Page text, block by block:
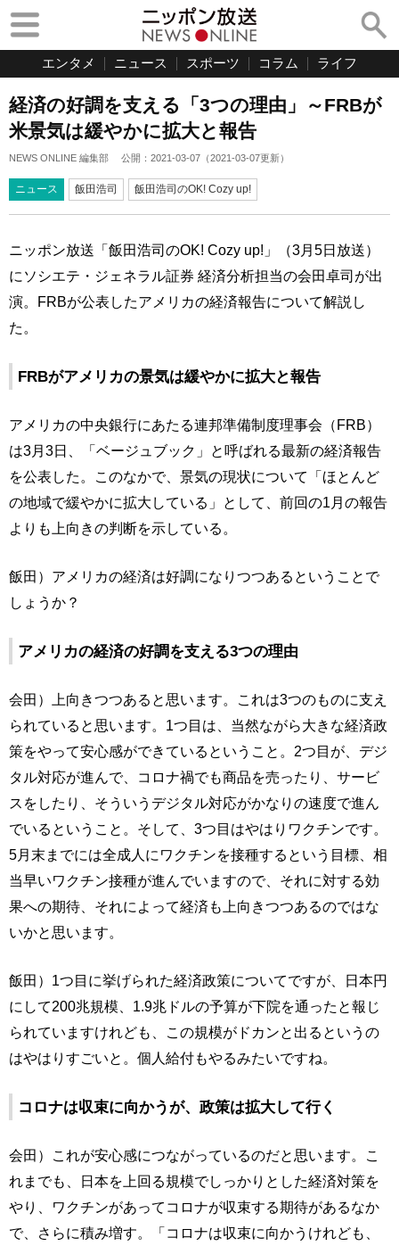
エンタメ ニュース スポーツ コラム ライフ
経済の好調を支える「3つの理由」～FRBが
米景気は緩やかに拡大と報告
NEWS ONLINE 編集部 公開： 2021-03-07 （2021-03-07更新）
ニュース 飯田浩司 飯田浩司のOK! Cozy up!
ニッポン放送「飯田浩司のOK! Cozy up!」（3月5日放送）
にソシエテ・ジェネラル証券 経済分析担当の会田卓司が出
演。FRBが公表したアメリカの経済報告について解説し
た。
FRBがアメリカの景気は緩やかに拡大と報告
アメリカの中央銀行にあたる連邦準備制度理事会（FRB）
は3月3日、「ベージュブック」と呼ばれる最新の経済報告
を公表した。このなかで、景気の現状について「ほとんど
の地域で緩やかに拡大している」として、前回の1月の報告
よりも上向きの判断を示している。
飯田）アメリカの経済は好調になりつつあるということで
しょうか？
アメリカの経済の好調を支える3つの理由
会田）上向きつつあると思います。これは3つのものに支え
られていると思います。1つ目は、当然ながら大きな経済政
策をやって安心感ができているということ。2つ目が、デジ
タル対応が進んで、コロナ禍でも商品を売ったり、サービ
スをしたり、そういうデジタル対応がかなりの速度で進ん
でいるということ。そして、3つ目はやはりワクチンです。
5月末までには全成人にワクチンを接種するという目標、相
当早いワクチン接種が進んでいますので、それに対する効
果への期待、それによって経済も上向きつつあるのではな
いかと思います。
飯田）1つ目に挙げられた経済政策についてですが、日本円
にして200兆規模、1.9兆ドルの予算が下院を通ったと報じ
られていますけれども、この規模がドカンと出るというの
はやはりすごいと。個人給付もやるみたいですね。
コロナは収束に向かうが、政策は拡大して行く
会田）これが安心感につながっているのだと思います。こ
れまでも、日本を上回る規模でしっかりとした経済対策を
やり、ワクチンがあってコロナが収束する期待があるなか
で、さらに積み増す。「コロナは収束に向かうけれども、